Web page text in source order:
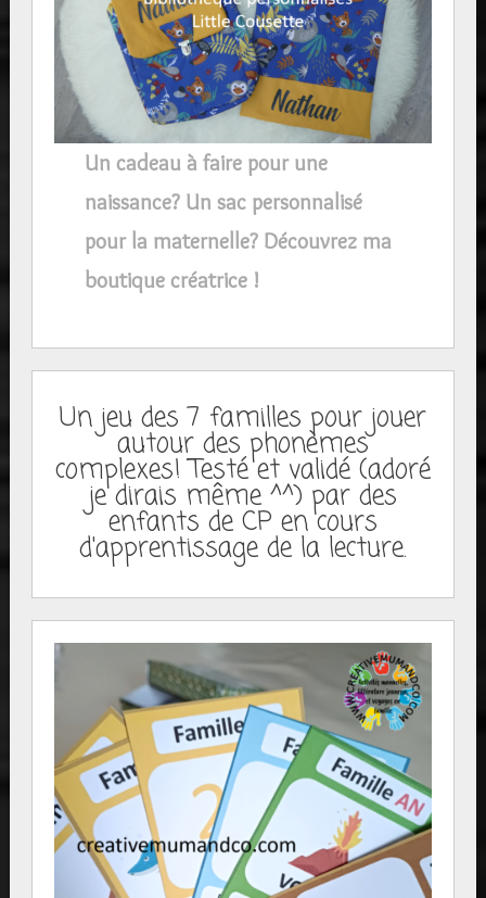
Un cadeau à faire pour une
naissance? Un sac personnalisé
pour la maternelle? Découvrez ma
boutique créatrice !
Un jeu des 7 familles pour jouer
autour des phonèmes
complexes! Testé et validé (adoré
je dirais même ^^) par des
enfants de CP en cours
d'apprentissage de la lecture.